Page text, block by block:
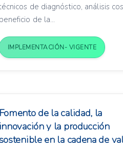
de diagnóstico, análisis
de la...
IMPLEMENTACIÓN- VIGENTE
de la calidad, la
y la producción
en la cadena de